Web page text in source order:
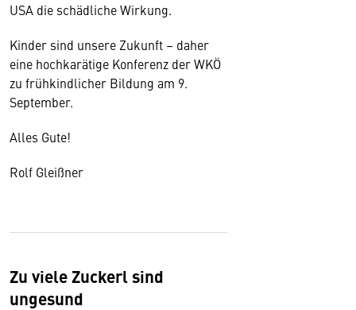
USA die schädliche Wirkung.
Kinder sind unsere Zukunft – daher
eine hochkarätige Konferenz der WKÖ
zu frühkindlicher Bildung am 9.
September.
Alles Gute!
Rolf Gleißner
Zu viele Zuckerl sind
ungesund